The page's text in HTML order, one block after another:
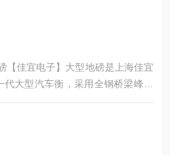
【佳宜电子】大型地磅是上海佳宜
大型汽车衡，采用全钢桥梁峰窝
结构好，钢性强。工艺性好，材